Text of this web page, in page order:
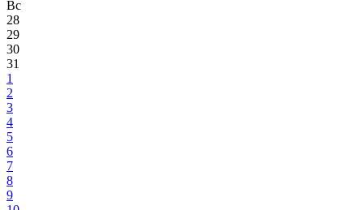
Вс
28
29
30
31
1
2
3
4
5
6
7
8
9